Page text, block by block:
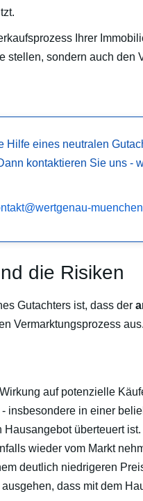
Ihrer
stellen, sondern auch den
Hilfe eines neutralen
kontaktieren Sie uns -
die Risiken
Gutachters ist, dass der
Vermarktungsprozess aus.
auf potenzielle
insbesondere in einer
überteuert
wieder vom Markt
deutlich niedrigeren
dass mit dem